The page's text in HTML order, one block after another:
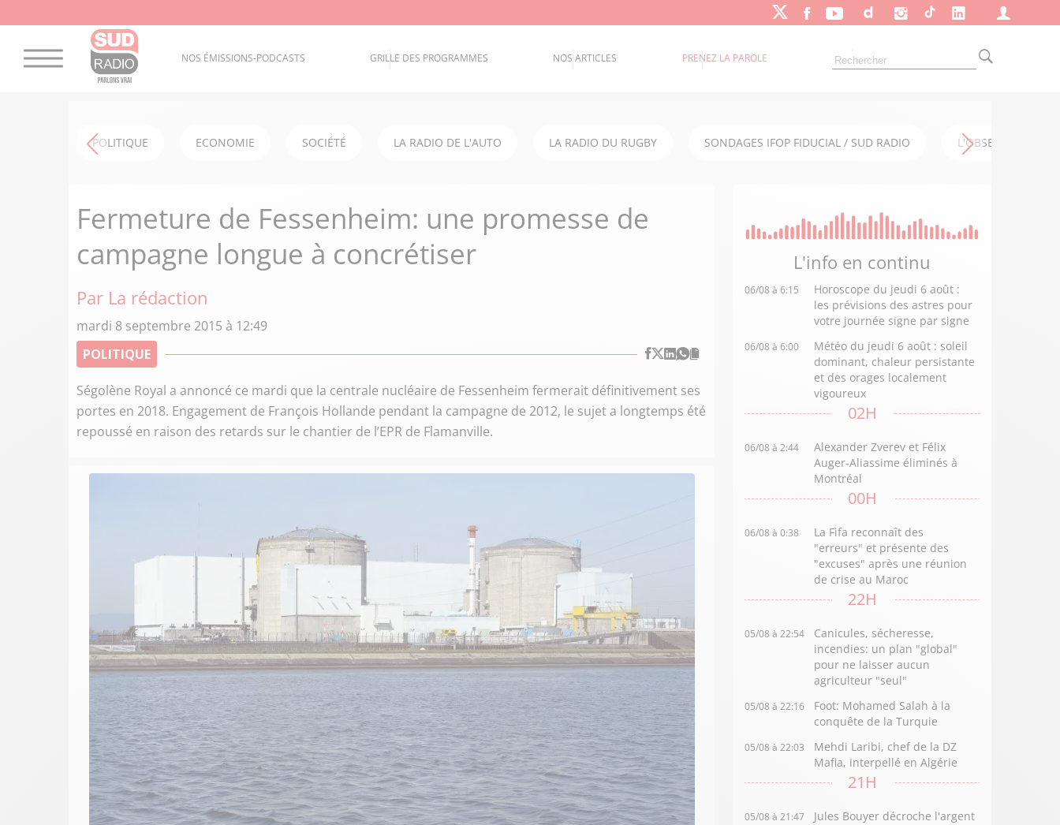
NOS ÉMISSIONS-PODCASTS GRILLE DES PROGRAMMES NOS ARTICLES PRENEZ LA PAROLE
POLITIQUE ECONOMIE SOCIÉTÉ LA RADIO DE L'AUTO LA RADIO DU RUGBY SONDAGES IFOP FIDUCIAL / SUD RADIO L'OBSERVATOIRE
Fermeture de Fessenheim: une promesse de
campagne longue à concrétiser
Par La rédaction
mardi 8 septembre 2015 à 12:49
POLITIQUE
Ségolène Royal a annoncé ce mardi que la centrale nucléaire de Fessenheim fermerait définitivement ses
portes en 2018. Engagement de François Hollande pendant la campagne de 2012, le sujet a longtemps été
repoussé en raison des retards sur le chantier de l’EPR de Flamanville.
L'info en continu
06/08 à 6:15
Horoscope du jeudi 6 août :
les prévisions des astres pour
votre journée signe par signe
06/08 à 6:00
Météo du jeudi 6 août : soleil
dominant, chaleur persistante
et des orages localement
vigoureux
02H
06/08 à 2:44
Alexander Zverev et Félix
Auger-Aliassime éliminés à
Montréal
00H
06/08 à 0:38
La Fifa reconnaît des
"erreurs" et présente des
"excuses" après une réunion
de crise au Maroc
22H
05/08 à 22:54
Canicules, sécheresse,
incendies: un plan "global"
pour ne laisser aucun
agriculteur "seul"
05/08 à 22:16
Foot: Mohamed Salah à la
conquête de la Turquie
05/08 à 22:03
Mehdi Laribi, chef de la DZ
Mafia, interpellé en Algérie
21H
05/08 à 21:47
Jules Bouyer décroche l'argent